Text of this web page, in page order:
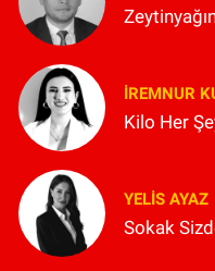
İREMNUR
Kilo Her
YELIS AYAZ
Sokak